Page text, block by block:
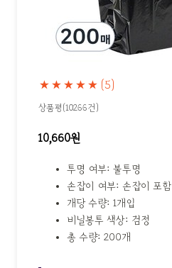
★★★★★ (5)
상품평(10266건)
10,660원
투명 여부: 불투명
손잡이 여부: 손잡이 포함
개당 수량: 1개입
비닐봉투 색상: 검정
총 수량: 200개